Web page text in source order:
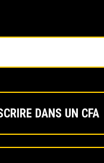
DANS UN CFA